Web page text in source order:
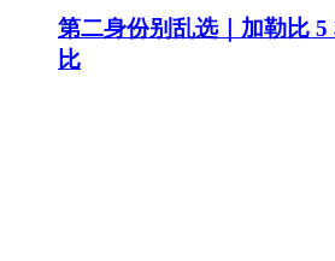
第二身份别乱选｜加勒比
比